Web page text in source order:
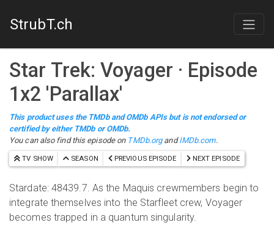
StrubT.ch
Star Trek: Voyager · Episode
1x2 'Parallax'
This product uses the TMDb and OMDb APIs but is not endorsed or
certified by either TMDb or OMDb.
You can also find this episode on TMDb.organdIMDb.com.
TV SHOW SEASON PREVIOUS EPISODE NEXT EPISODE
Stardate: 48439.7. As the Maquis crewmembers begin to
integrate themselves into the Starfleet crew, Voyager
becomes trapped in a quantum singularity.